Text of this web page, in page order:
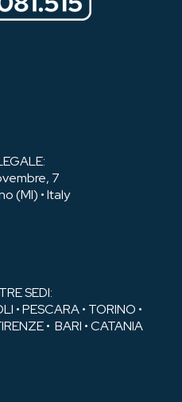
7
(MI) • Italy
SEDI:
• PESCARA • TORINO •
• BARI • CATANIA